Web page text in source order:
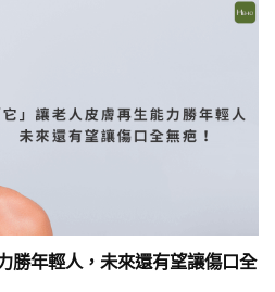
勝年輕人，未來還有望讓傷口全